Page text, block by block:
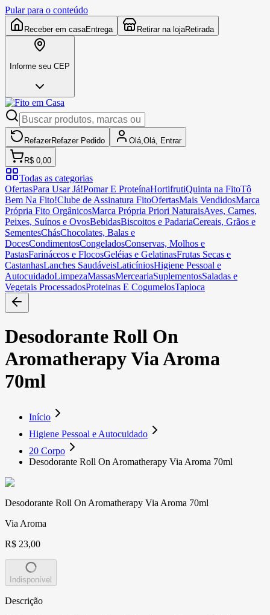
Pular para o conteúdo
Receber em casaEntrega Retirar na lojaRetirada
Informe seu CEP
RefazerRefazer Pedido Olá, Olá, Entrar
R$ 0,00
Todas as categorias
OfertasPara Usar Já!Pomar E ProteínaHortifrutiQuinta na FitoTô
Bem Na Fito!Clube de Assinatura FitoOfertasMais VendidosMarca
Própria Fito OrgânicosMarca Própria Priori NaturaisAves, Carnes,
Peixes, Suínos e OvosBebidasBiscoitos e PadariaCereais, Grãos e
SementesChásChocolates, Balas e
DocesCondimentosCongeladosConservas, Molhos e
PastasFarináceos e FlocosGeléias e GelatinasFrutas Secas e
CastanhasLanches SaudáveisLaticíniosHigiene Pessoal e
AutocuidadoLimpezaMassasMerceariaSuplementosSaladas e
Vegetais ProcessadosProteinas E CogumelosTapioca
Desodorante Roll On
Aromatherapy Via Aroma
70ml
Início
Higiene Pessoal e Autocuidado
20 Corpo
Desodorante Roll On Aromatherapy Via Aroma 70ml
Desodorante Roll On Aromatherapy Via Aroma 70ml
Via Aroma
R$ 23,00
Indisponível
Descrição